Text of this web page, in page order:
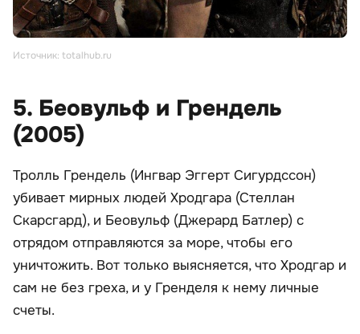
Источник: totalhub.ru
5. Беовульф и Грендель
(2005)
Тролль Грендель (Ингвар Эггерт Сигурдссон)
убивает мирных людей Хродгара (Стеллан
Скарсгард), и Беовульф (Джерард Батлер) с
отрядом отправляются за море, чтобы его
уничтожить. Вот только выясняется, что Хродгар и
сам не без греха, и у Гренделя к нему личные
счеты.